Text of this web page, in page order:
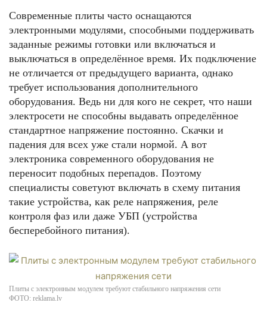
Современные плиты часто оснащаются
электронными модулями, способными поддерживать
заданные режимы готовки или включаться и
выключаться в определённое время. Их подключение
не отличается от предыдущего варианта, однако
требует использования дополнительного
оборудования. Ведь ни для кого не секрет, что наши
электросети не способны выдавать определённое
стандартное напряжение постоянно. Скачки и
падения для всех уже стали нормой. А вот
электроника современного оборудования не
переносит подобных перепадов. Поэтому
специалисты советуют включать в схему питания
такие устройства, как реле напряжения, реле
контроля фаз или даже УБП (устройства
бесперебойного питания).
Плиты с электронным модулем требуют стабильного напряжения сети
ФОТО: reklama.lv